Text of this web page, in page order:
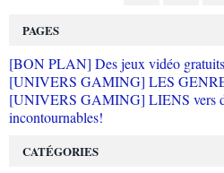
PAGES
[BON PLAN] Des jeux vidéo
[UNIVERS GAMING] LES
[UNIVERS GAMING] LIENS vers
incontournables!
CATÉGORIES